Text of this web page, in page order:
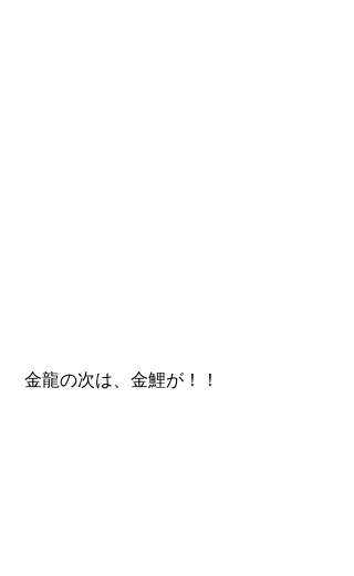
金龍の次は、金鯉が！！